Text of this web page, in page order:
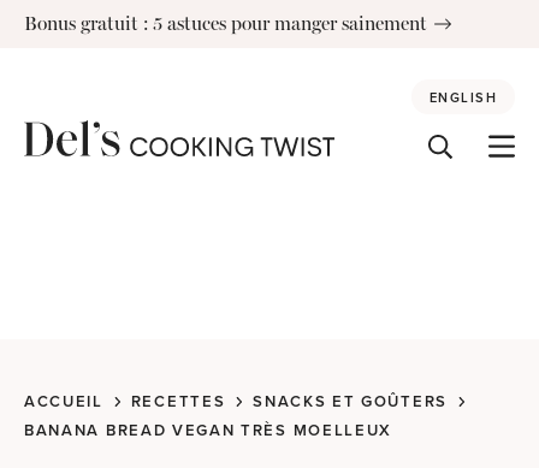
SkipBonus gratuit : 5 astuces pour manger sainement
ENGLISH
ACCUEIL RECETTES
SNACKS ET GOÛTERS
BANANA BREAD VEGAN TRÈS MOELLEUX